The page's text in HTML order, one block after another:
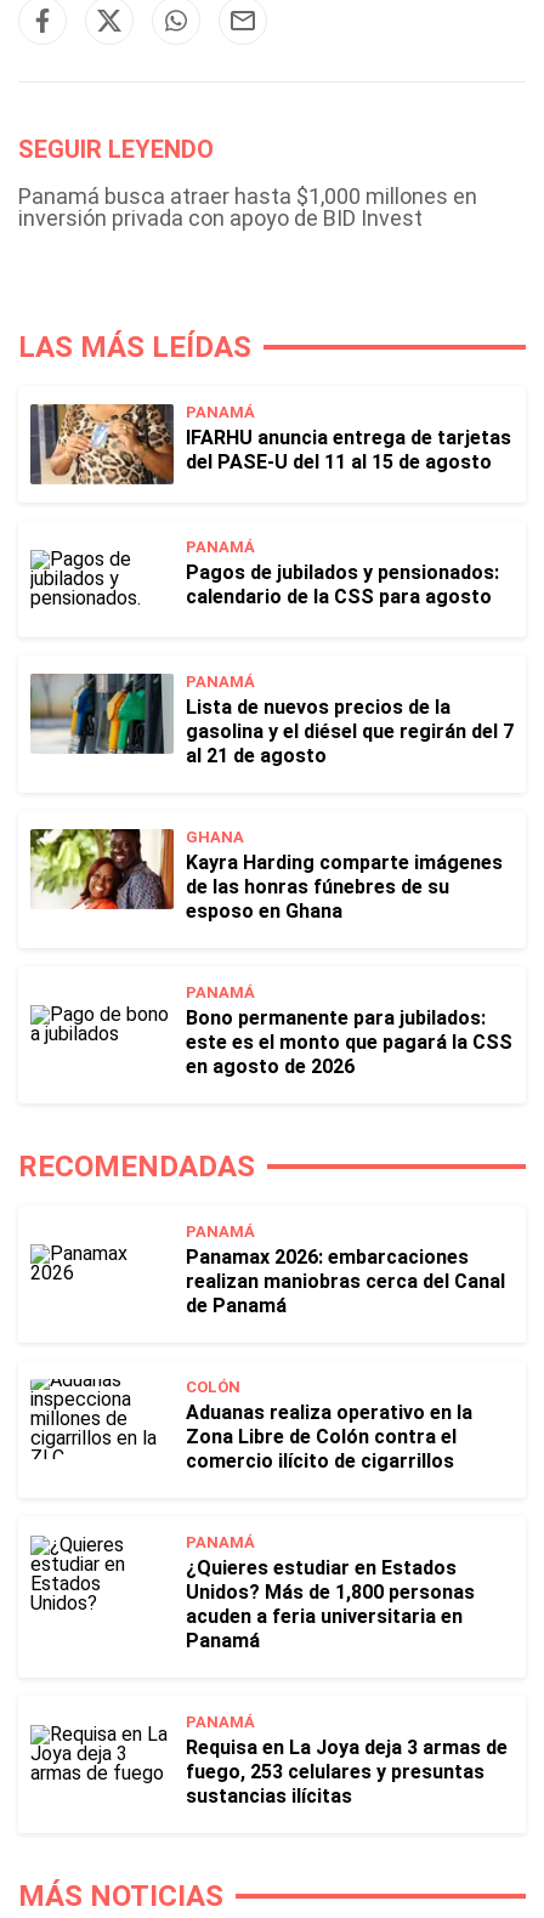
SEGUIR LEYENDO
Panamá busca atraer hasta $1,000 millones en
inversión privada con apoyo de BID Invest
LAS MÁS LEÍDAS
PANAMÁ
IFARHU anuncia entrega de tarjetas
del PASE-U del 11 al 15 de agosto
PANAMÁ
Pagos de jubilados y pensionados:
calendario de la CSS para agosto
PANAMÁ
Lista de nuevos precios de la
gasolina y el diésel que regirán del 7
al 21 de agosto
GHANA
Kayra Harding comparte imágenes
de las honras fúnebres de su
esposo en Ghana
PANAMÁ
Bono permanente para jubilados:
este es el monto que pagará la CSS
en agosto de 2026
RECOMENDADAS
PANAMÁ
Panamax 2026: embarcaciones
realizan maniobras cerca del Canal
de Panamá
COLÓN
Aduanas realiza operativo en la
Zona Libre de Colón contra el
comercio ilícito de cigarrillos
PANAMÁ
¿Quieres estudiar en Estados
Unidos? Más de 1,800 personas
acuden a feria universitaria en
Panamá
PANAMÁ
Requisa en La Joya deja 3 armas de
fuego, 253 celulares y presuntas
sustancias ilícitas
MÁS NOTICIAS